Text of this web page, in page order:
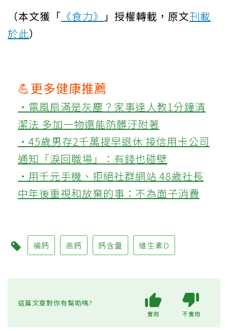
（本文獲「 《食力》 」授權轉載，原文刊載
於此）
💪更多健康推薦
‧電風扇滿是灰塵？家事達人教1分鐘清
潔法 多加一物還能防髒汙附著
‧45歲男存2千萬提早退休 接信用卡公司
通知「淚回職場」：有錢也碰壁
‧用千元手機、拒絕社群網站 48歲社長
中年後重視和放棄的事：不為面子消費
補鈣 高鈣 鈣含量 維生素D
這篇文章對你有幫助嗎?
實用 不實用